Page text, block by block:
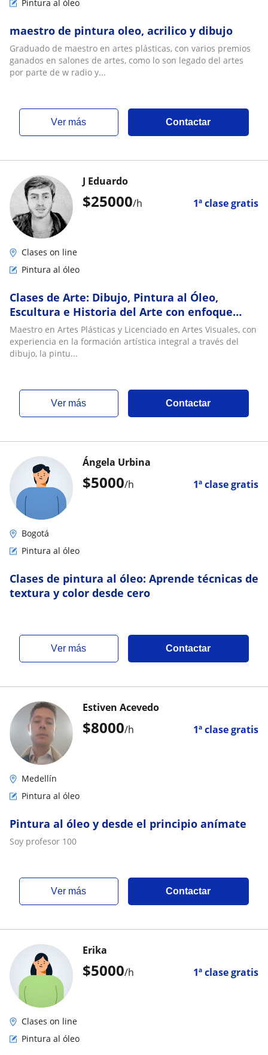
Pintura al óleo
maestro de pintura oleo, acrilico y dibujo
Graduado de maestro en artes plásticas, con varios premios
ganados en salones de artes, como lo son legado del artes
por parte de w radio y...
ver más Contactar
$25000/h 1ª clase gratis
J Eduardo
Clases on line
Pintura al óleo
Clases de Arte: Dibujo, Pintura al Óleo,
Escultura e Historia del Arte con enfoque
artístico, pedagógico e inclusivo
Maestro en Artes Plásticas y Licenciado en Artes Visuales, con
experiencia en la formación artística integral a través del
dibujo, la pintu...
ver más Contactar
$5000/h 1ª clase gratis
Ángela Urbina
Bogotá
Pintura al óleo
Clases de pintura al óleo: Aprende técnicas de
textura y color desde cero
ver más Contactar
$8000/h 1ª clase gratis
Estiven Acevedo
Medellín
Pintura al óleo
Pintura al óleo y desde el principio anímate
Soy profesor 100
ver más Contactar
$5000/h 1ª clase gratis
Erika
Clases on line
Pintura al óleo